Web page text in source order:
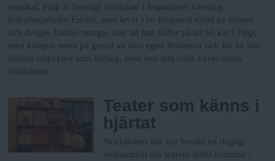
musikal. Filip är hemligt förälskad i Aspuddens värsting,
fotbollsspelaren Emilio, som lever i en kriminell värld av inbrott
och droger. Emilio tvingas inse att han håller på att bli kär i Filip,
men kämpar emot på grund av sina egna fördomar och för att inte
förlora respekten som tuffing, men mot alla odds växer deras
förälskelse.
Teater som känns i
hjärtat
Stockholms fria har besökt en daglig
verksamhet där teatern alltid kommer i